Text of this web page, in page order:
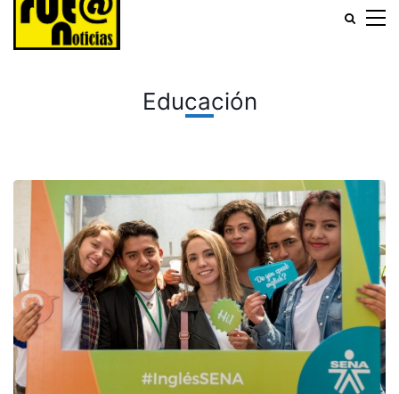
Educación